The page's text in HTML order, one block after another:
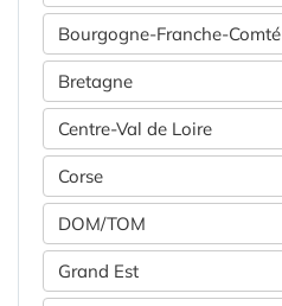
Bourgogne-Franche-Comté
Bretagne
Centre-Val de Loire
Corse
DOM/TOM
Grand Est